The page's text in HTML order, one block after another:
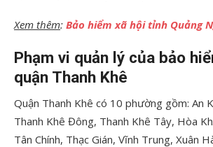
Xem thêm: Bảo hiểm xã hội tỉnh Quảng
Phạm vi quản lý của bảo
quận Thanh Khê
Quận Thanh Khê có 10 phường gồm: An
Thanh Khê Đông, Thanh Khê Tây, Hòa
Tân Chính, Thạc Gián, Vĩnh Trung, Xuân